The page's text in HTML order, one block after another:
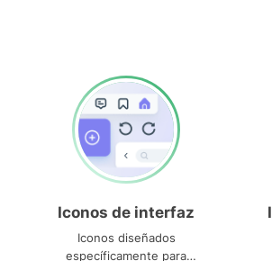
Iconos de interfaz
Iconos diseñados
específicamente para